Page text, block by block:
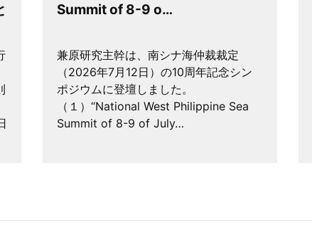
Summit of 8-9 o…
兼原研究主幹は、南シナ海仲裁裁定
（2026年7月12日）の10周年記念シン
ポジウムに登壇しました。
（１）“National West Philippine Sea
Summit of 8-9 of July…